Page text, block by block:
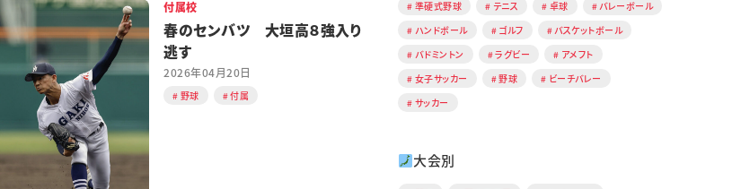
付属校
春のセンバツ 大垣高８強入り
逃す
2026年04月20日
野球 付属
準硬式野球 テニス 卓球
バレーボール
ハンドボール
ゴルフ
バスケットボール
バドミントン
ラグビー
アメフト
女子サッカー
野球
ビーチバレー
サッカー
大会別